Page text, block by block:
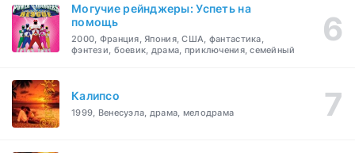
Могучие рейнджеры: Успеть на
помощь
2000, Франция, Япония, США, фантастика,
фэнтези, боевик, драма, приключения, семейный
Калипсо
1999, Венесуэла, драма, мелодрама